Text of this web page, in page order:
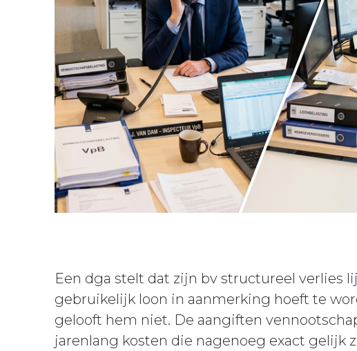
Een dga stelt dat zijn bv structureel verlies
gebruikelijk loon in aanmerking hoeft te
gelooft hem niet. De aangiften
jarenlang kosten die nagenoeg exact gelijk